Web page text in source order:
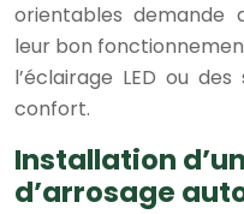
orientables demande
leur bon
l’éclairage LED ou
confort.
Installation
d’arrosage